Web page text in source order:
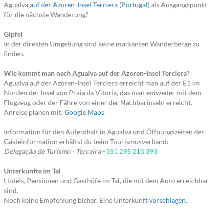
Agualvaauf der Azoren-Insel Terciera (Portugal) als Ausgangspunkt
für die nächste Wanderung?
Gipfel
In der direkten Umgebung sind keine markanten Wanderberge zu
finden.
Wie kommt man nach Agualva auf der Azoren-Insel Terciera?
Agualva auf der Azoren-Insel Terciera erreicht man auf der E1 im
Norden der Insel von Praia da Vitoria, das man entweder mit dem
Flugzeug oder der Fähre von einer der Nachbarinseln erreicht.
Anreise planen mit: Google Maps
Information für den Aufenthalt in Agualva und Öffnungszeiten der
Gästeinformation erhältst du beim Tourismusverband:
Delegação de Turismo - Terceira+351 295 213 393
Unterkünfte im Tal
Hotels, Pensionen und Gasthöfe im Tal, die mit dem Auto erreichbar
sind.
Noch keine Empfehlung bisher. Eine Unterkunftvorschlagen.